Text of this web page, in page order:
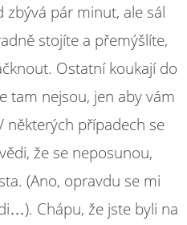
pár minut, ale sál
stojíte a přemýšlíte,
Ostatní koukají do
tam nejsou, jen aby vám
některých případech se
že se neposunou,
(Ano, opravdu se mi
Chápu, že jste byli na